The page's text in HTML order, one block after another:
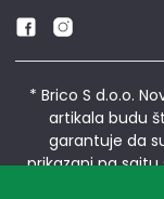
* Brico S d.o.o.
artikala budu
garantuje da
prikazani na